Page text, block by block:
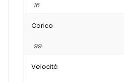
16
Carico
99
Velocità